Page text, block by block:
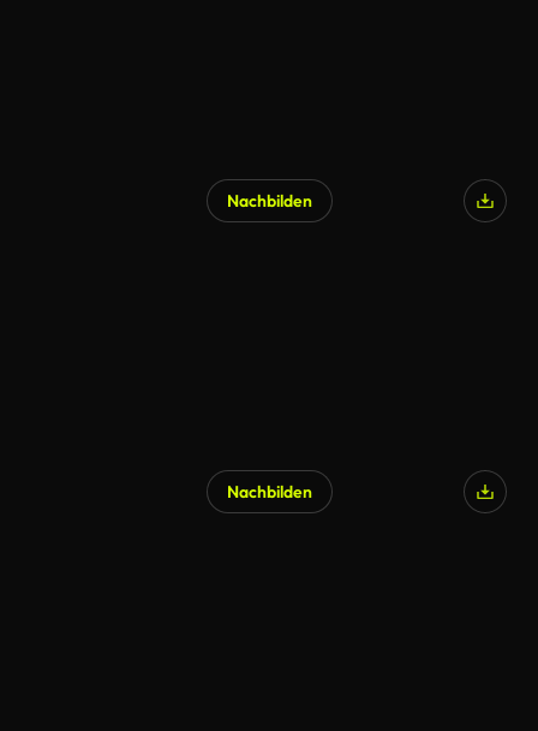
Nachbilden
Nachbilden